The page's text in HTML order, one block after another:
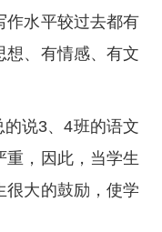
作水平较过去都有
想、有情感、有文
说3、4班的语文
重，因此，当学生
很大的鼓励，使学